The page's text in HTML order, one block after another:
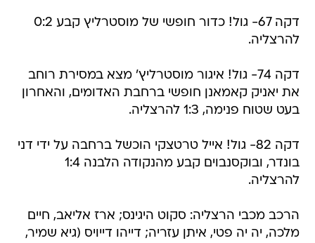
דקה 74- גול! איגור מוסטרליץ' מצא במסירת רוחב
בעט שטוח פנימה, 1:3 להרצליה.
דקה 82- גול! אייל טרטצקי הוכשל ברחבה על ידי דני
להרצליה.
הרכב מכבי הרצליה: סקוט היגינס; ארז אליאב, חיים
84), מהראן ראדי, עומר בוקסנבוים, כפיר אדרי (אייל
טרטצקי, 64); יאניק קאמאנן, איגור מוסטרליץ' (עדן